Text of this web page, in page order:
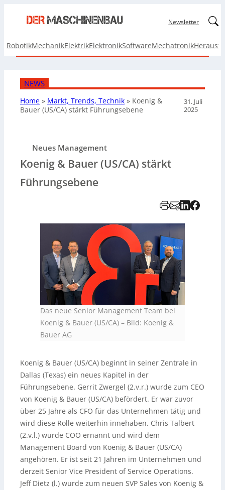
Newsletter
RobotikMechanikElektrikElektronikSoftwareMechatronik
NEWS
Home » Markt, Trends, Technik » Koenig &
Bauer (US/CA) stärkt Führungsebene
31. Juli
2025
Neues Management
Koenig & Bauer (US/CA) stärkt
Führungsebene
Das neue Senior Management Team bei
Koenig & Bauer (US/CA) – Bild: Koenig &
Bauer AG
Koenig & Bauer (US/CA) beginnt in seiner Zentrale in
Dallas (Texas) ein neues Kapitel in der
Führungsebene. Gerrit Zwergel (2.v.r.) wurde zum CEO
von Koenig & Bauer (US/CA) befördert. Er war zuvor
über 25 Jahre als CFO für das Unternehmen tätig und
wird diese Rolle weiterhin innehaben. Chris Talbert
(2.v.l.) wurde COO ernannt und wird dem
Management Board von Koenig & Bauer (US/CA)
angehören. Er ist seit 21 Jahren im Unternehmen und
derzeit Senior Vice President of Service Operations.
Jeff Dietz (l.) wurde zum neuen SVP Sales von Koenig &